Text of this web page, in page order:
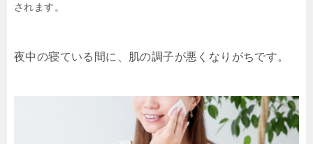
されます。
夜中の寝ている間に、肌の調子が悪くなりがちです。